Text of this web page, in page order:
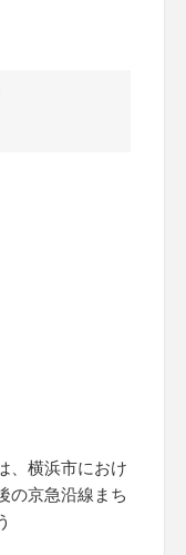
、横浜市におけ
の京急沿線まち